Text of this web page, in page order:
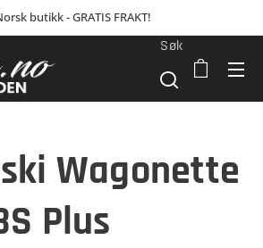
butikk - GRATIS FRAKT!
Søk
Wagonette
Plus